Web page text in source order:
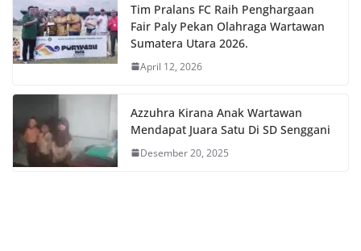
Tim Pralans FC Raih Penghargaan
Fair Paly Pekan Olahraga Wartawan
Sumatera Utara 2026.
April 12, 2026
Azzuhra Kirana Anak Wartawan
Mendapat Juara Satu Di SD Senggani
Desember 20, 2025